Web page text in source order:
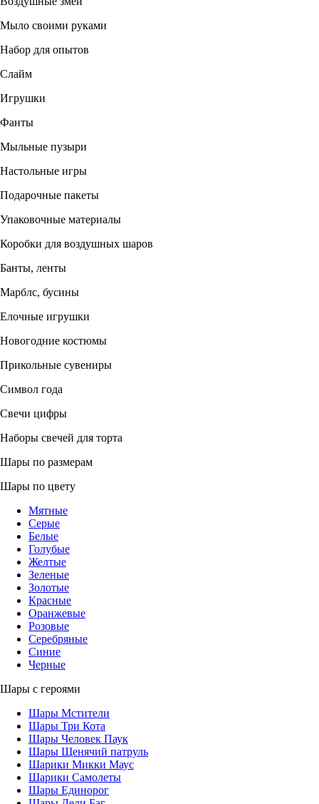
Мыло своими руками
Набор для опытов
Слайм
Игрушки
Фанты
Мыльные пузыри
Настольные игры
Подарочные пакеты
Упаковочные материалы
Коробки для воздушных шаров
Банты, ленты
Марблс, бусины
Елочные игрушки
Новогодние костюмы
Прикольные сувениры
Символ года
Свечи цифры
Наборы свечей для торта
Шары по размерам
Шары по цвету
Мятные
Серые
Белые
Голубые
Желтые
Зеленые
Золотые
Красные
Оранжевые
Розовые
Серебряные
Синие
Черные
Шары с героями
Шары Мстители
Шары Три Кота
Шары Человек Паук
Шары Щенячий патруль
Шарики Микки Маус
Шарики Самолеты
Шары Единорог